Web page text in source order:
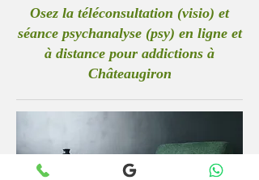
Osez la téléconsultation (visio) et
séance psychanalyse (psy) en ligne et
à distance pour addictions à
Châteaugiron